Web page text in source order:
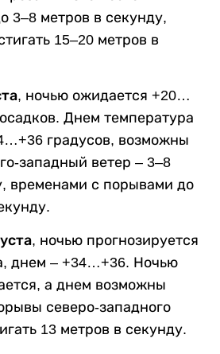
3–8 метров в секунду,
15–20 метров в
ночью ожидается +20…
Днем температура
градусов, возможны
западный ветер – 3–8
временами с порывами до
ночью прогнозируется
днем – +34…+36. Ночью
а днем возможны
северо-западного
13 метров в секунду.